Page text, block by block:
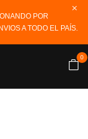
POR
A TODO EL PAÍS.
0